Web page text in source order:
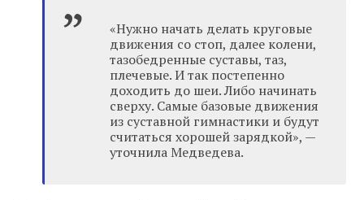
«Нужно начать делать круговые
движения со стоп, далее колени,
тазобедренные суставы, таз,
плечевые. И так постепенно
доходить до шеи. Либо начинать
сверху. Самые базовые движения
из суставной гимнастики и будут
считаться хорошей зарядкой», —
уточнила Медведева.